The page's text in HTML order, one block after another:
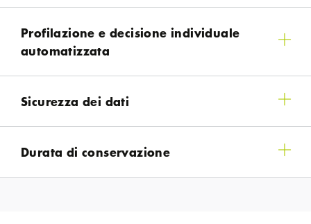
Profilazione e decisione individuale
automatizzata
Sicurezza dei dati
Durata di conservazione